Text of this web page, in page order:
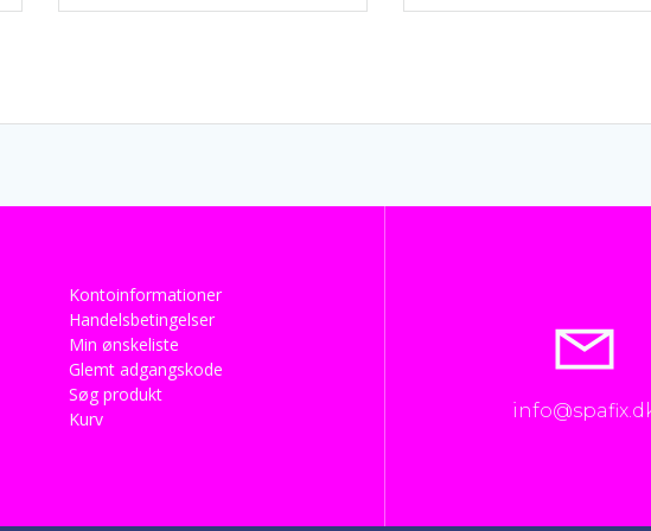
Kontoinformationer
Handelsbetingelser
Min ønskeliste
Glemt adgangskode
Søg produkt
Kurv